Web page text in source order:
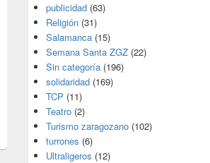
publicidad (63)
Religión (31)
Salamanca (15)
Semana Santa ZGZ (22)
Sin categoría (196)
solidaridad (169)
TCP (11)
Teatro (2)
Turismo zaragozano (102)
turrones (6)
Ultraligeros (12)